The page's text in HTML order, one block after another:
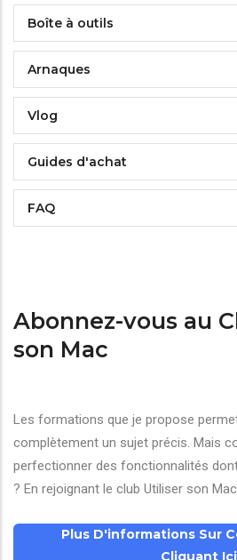
Boîte à outils
Arnaques
Vlog
Guides d'achat
FAQ
Abonnez-vous au
son Mac
Les formations que je propose
complètement un sujet précis. Mais
perfectionner des fonctionnalités
? En rejoignant le club Utiliser son
Plus D'informations Sur
Cliquant Ici